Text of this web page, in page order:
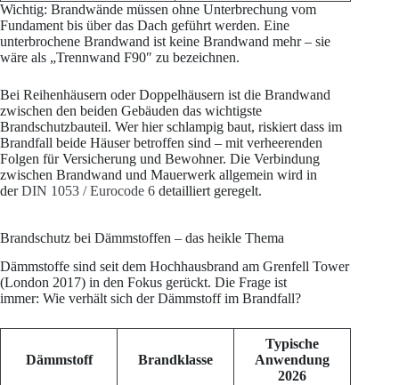
Wichtig: Brandwände müssen ohne Unterbrechung vom
Fundament bis über das Dach geführt werden. Eine
unterbrochene Brandwand ist keine Brandwand mehr – sie
wäre als „Trennwand F90″ zu bezeichnen.
Bei Reihenhäusern oder Doppelhäusern ist die Brandwand
zwischen den beiden Gebäuden das wichtigste
Brandschutzbauteil. Wer hier schlampig baut, riskiert dass im
Brandfall beide Häuser betroffen sind – mit verheerenden
Folgen für Versicherung und Bewohner. Die Verbindung
zwischen Brandwand und Mauerwerk allgemein wird in
derDIN 1053 / Eurocode 6 detailliert geregelt.
Brandschutz bei Dämmstoffen – das heikle Thema
Dämmstoffe sind seit dem Hochhausbrand am Grenfell Tower
(London 2017) in den Fokus gerückt. Die Frage ist
immer: Wie verhält sich der Dämmstoff im Brandfall?
Dämmstoff Brandklasse
Typische
Anwendung
2026